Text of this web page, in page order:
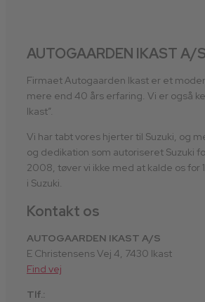
AUTOGAARDEN IKAST A/S
Firmaet Autogaarden Ikast er et
mere end 40 års erfaring. Vi er også
Ikast”.
Vi har tabt vores hjerter til Suzuki, og
og dedikation som autoriseret Suzuki
2008, tøver vi ikke med at kalde os
i Suzuki.
Kontakt os
AUTOGAARDEN IKAST A/S
E Christensens Vej 4, 7430 Ikast
Find vej
Tlf.: